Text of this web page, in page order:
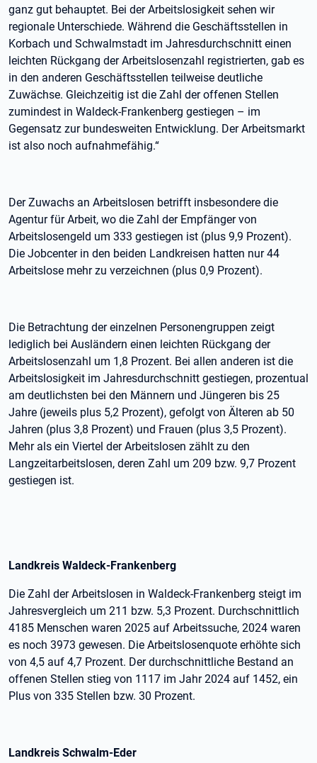
ganz gut behauptet. Bei der Arbeitslosigkeit sehen wir
regionale Unterschiede. Während die Geschäftsstellen in
Korbach und Schwalmstadt im Jahresdurchschnitt einen
leichten Rückgang der Arbeitslosenzahl registrierten, gab es
in den anderen Geschäftsstellen teilweise deutliche
Zuwächse. Gleichzeitig ist die Zahl der offenen Stellen
zumindest in Waldeck-Frankenberg gestiegen – im
Gegensatz zur bundesweiten Entwicklung. Der Arbeitsmarkt
ist also noch aufnahmefähig.“
Der Zuwachs an Arbeitslosen betrifft insbesondere die
Agentur für Arbeit, wo die Zahl der Empfänger von
Arbeitslosengeld um 333 gestiegen ist (plus 9,9 Prozent).
Die Jobcenter in den beiden Landkreisen hatten nur 44
Arbeitslose mehr zu verzeichnen (plus 0,9 Prozent).
Die Betrachtung der einzelnen Personengruppen zeigt
lediglich bei Ausländern einen leichten Rückgang der
Arbeitslosenzahl um 1,8 Prozent. Bei allen anderen ist die
Arbeitslosigkeit im Jahresdurchschnitt gestiegen, prozentual
am deutlichsten bei den Männern und Jüngeren bis 25
Jahre (jeweils plus 5,2 Prozent), gefolgt von Älteren ab 50
Jahren (plus 3,8 Prozent) und Frauen (plus 3,5 Prozent).
Mehr als ein Viertel der Arbeitslosen zählt zu den
Langzeitarbeitslosen, deren Zahl um 209 bzw. 9,7 Prozent
gestiegen ist.
Landkreis Waldeck-Frankenberg
Die Zahl der Arbeitslosen in Waldeck-Frankenberg steigt im
Jahresvergleich um 211 bzw. 5,3 Prozent. Durchschnittlich
4185 Menschen waren 2025 auf Arbeitssuche, 2024 waren
es noch 3973 gewesen. Die Arbeitslosenquote erhöhte sich
von 4,5 auf 4,7 Prozent. Der durchschnittliche Bestand an
offenen Stellen stieg von 1117 im Jahr 2024 auf 1452, ein
Plus von 335 Stellen bzw. 30 Prozent.
Landkreis Schwalm-Eder